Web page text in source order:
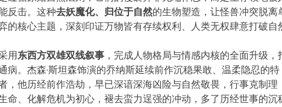
反击。这种去妖魔化、归位于自然的生物塑造，让怪兽冲突脱离
的核心主题，深刻印证万物皆有存续权利、人类无权肆意打破自
用东西方双雄双线叙事，完成人物格局与情感内核的全面升级，
病。杰森·斯坦森饰演的乔纳斯延续前作沉稳果敢、温柔隐忍的特
，他历经前作浩劫，早已深谙深海凶险与自然敬畏，行事克制理
命、化解危机为初心，褪去蛮力逞强的冲动，多了历经世事的沉